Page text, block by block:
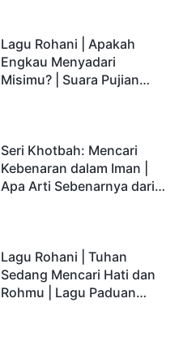
Lagu Rohani | Apakah
Engkau Menyadari
Misimu? | Suara Pujian
Seri Khotbah: Mencari
Kebenaran dalam Iman |
Apa Arti Sebenarnya dari
Lagu Rohani | Tuhan
Sedang Mencari Hati dan
Rohmu | Lagu Paduan